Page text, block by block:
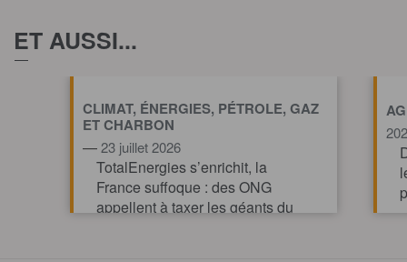
ET AUSSI...
CLIMAT, ÉNERGIES, PÉTROLE, GAZ
ET CHARBON
—23 juillet 2026
TotalEnergies s’enrichit, la
France suffoque : des ONG
appellent à taxer les géants du